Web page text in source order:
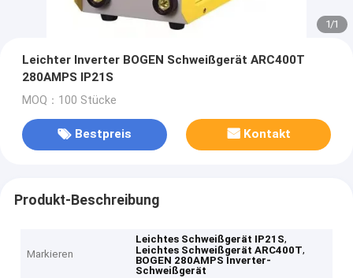
1/1
Leichter Inverter BOGEN Schweißgerät ARC400T
280AMPS IP21S
MOQ：100 Stücke
Bestpreis Kontakt
Produkt-Beschreibung
Markieren
Leichtes Schweißgerät IP21S,
Leichtes Schweißgerät ARC400T,
BOGEN 280AMPS Inverter-
Schweißgerät